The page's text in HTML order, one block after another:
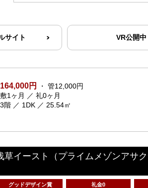
サイト VR公開中
164,000円
・ 管12,000円
敷1ヶ月 ／ 礼0ヶ月
3階 ／ 1DK ／ 25.54㎡
草イースト
（プライムメゾンアサ
グッドデザイン賞 礼金0